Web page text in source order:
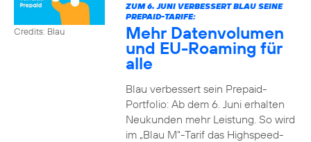
Credits: Blau
ZUM 6. JUNI VERBESSERT BLAU SEINE
PREPAID-TARIFE:
Mehr Datenvolumen
und EU-Roaming für
alle
Blau verbessert sein Prepaid-
Portfolio: Ab dem 6. Juni erhalten
Neukunden mehr Leistung. So wird
im „Blau M“-Tarif das Highspeed-